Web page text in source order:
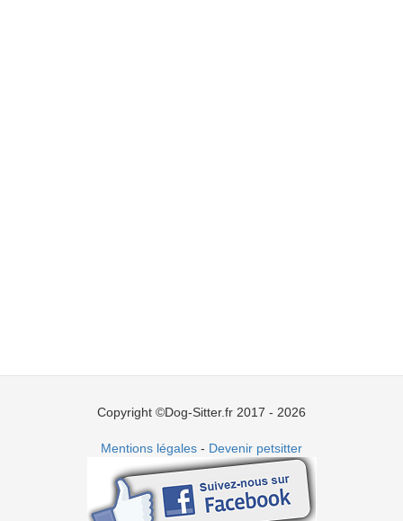
Copyright ©Dog-Sitter.fr 2017 - 2026
Mentions légales - Devenir petsitter